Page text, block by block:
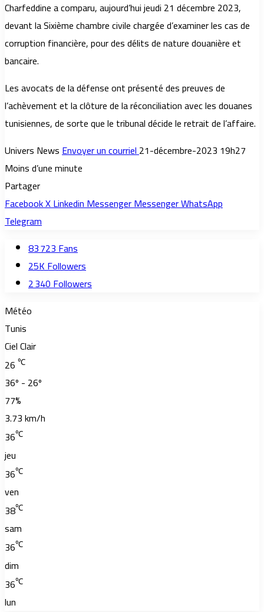
Charfeddine a comparu, aujourd’hui jeudi 21 décembre 2023,
devant la Sixième chambre civile chargée d’examiner les cas de
corruption financière, pour des délits de nature douanière et
bancaire.
Les avocats de la défense ont présenté des preuves de
l’achèvement et la clôture de la réconciliation avec les douanes
tunisiennes, de sorte que le tribunal décide le retrait de l’affaire.
Univers NewsEnvoyer un courriel21-décembre-2023 19h27
Moins d’une minute
Partager
FacebookXLinkedinMessengerMessengerWhatsApp
Telegram
83 723Fans
25KFollowers
2 340Followers
Météo
Tunis
Ciel Clair
26 ℃
36º - 26º
77%
3.73 km/h
36℃
jeu
36℃
ven
38℃
sam
36℃
dim
36℃
lun